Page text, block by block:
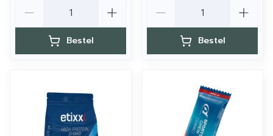
Bestel Bestel